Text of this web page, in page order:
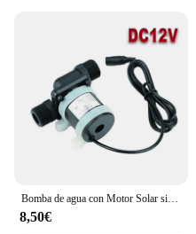
Bomba de agua con Motor Solar sin escobillas, calentador de agua para ducha, calefacción de suelo, refuerzo, Micro sumergible, CC de JT-750, 12V, 24V
8,50€